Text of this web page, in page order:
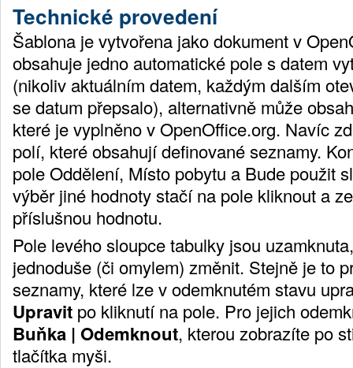
Technické provedení
Šablona je vytvořena jako dokument v
obsahuje jedno automatické pole s datem
(nikoliv aktuálním datem, každým dalším
se datum přepsalo), alternativně může
které je vyplněno v OpenOffice.org. Navíc
polí, které obsahují definované seznamy.
pole Oddělení, Místo pobytu a Bude použit
výběr jiné hodnoty stačí na pole kliknout a
příslušnou hodnotu.
Pole levého sloupce tabulky jsou
jednoduše (či omylem) změnit. Stejně je to
seznamy, které lze v odemknutém stavu
Upravit po kliknutí na pole. Pro jejich
Buňka | Odemknout, kterou zobrazíte po
tlačítka myši.